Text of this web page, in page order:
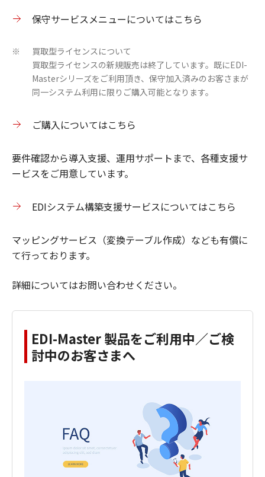
保守サービスメニューについてはこちら
※
買取型ライセンスについて
買取型ライセンスの新規販売は終了しています。既にEDI-
Masterシリーズをご利用頂き、保守加入済みのお客さまが
同一システム利用に限りご購入可能となります。
ご購入についてはこちら
要件確認から導入支援、運用サポートまで、各種支援サ
ービスをご用意しています。
EDIシステム構築支援サービスについてはこちら
マッピングサービス（変換テーブル作成）なども有償に
て行っております。
詳細についてはお問い合わせください。
EDI-Master 製品をご利用中／ご検
討中のお客さまへ